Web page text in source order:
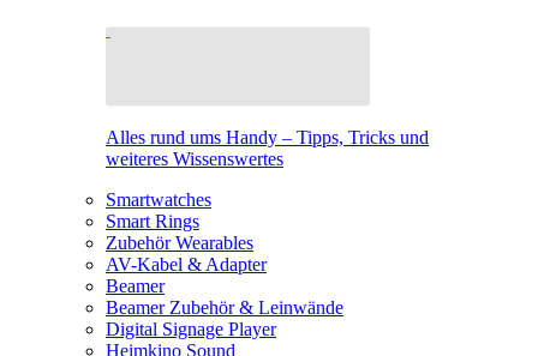
Alles rund ums Handy – Tipps, Tricks und
weiteres Wissenswertes
Smartwatches
Smart Rings
Zubehör Wearables
AV-Kabel & Adapter
Beamer
Beamer Zubehör & Leinwände
Digital Signage Player
Heimkino Sound